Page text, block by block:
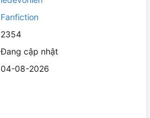
Fanfiction
2354
Đang cập nhật
04-08-2026